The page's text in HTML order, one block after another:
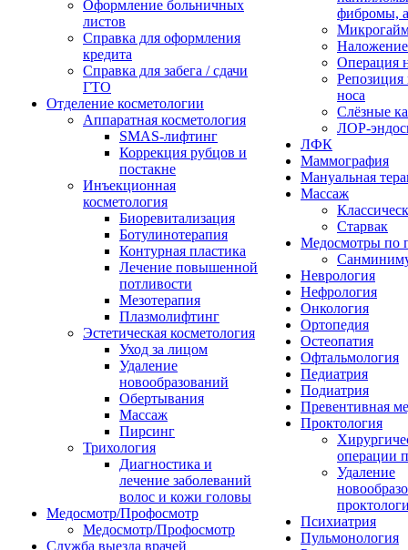
Оформление больничных
листов
Справка для оформления
кредита
Справка для забега / сдачи
ГТО
Отделение косметологии
Аппаратная косметология
SMAS-лифтинг
Коррекция рубцов и
постакне
Инъекционная
косметология
Биоревитализация
Ботулинотерапия
Контурная пластика
Лечение повышенной
потливости
Мезотерапия
Плазмолифтинг
Эстетическая косметология
Уход за лицом
Удаление
новообразований
Обертывания
Массаж
Пирсинг
Трихология
Диагностика и
лечение заболеваний
волос и кожи головы
Медосмотр/Профосмотр
Медосмотр/Профосмотр
Служба выезда врачей
фибромы,
Операция
Репозиция
носа
Слёзные
ЛОР-
ЛФК
Маммография
Мануальная
Массаж
Старвак
Медосмотры по
Неврология
Нефрология
Онкология
Ортопедия
Остеопатия
Офтальмология
Педиатрия
Подиатрия
Превентивная
Проктология
операции
Удаление
Психиатрия
Пульмонология